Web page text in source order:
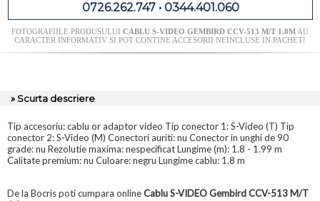
0726.262.747 • 0344.401.060
FOTOGRAFIILE PRODUSULUI CABLU S-VIDEO GEMBIRD CCV-513 M/T 1.8MAU
CARACTER INFORMATIV SI POT CONTINE ACCESORII NEINCLUSE IN PACHET!
» Scurta descriere
Tip accesoriu: cablu or adaptor video Tip conector 1: S-Video (T) Tip
conector 2: S-Video (M) Conectori auriti: nu Conector in unghi de 90
grade: nu Rezolutie maxima: nespecificat Lungime (m): 1.8 - 1.99 m
Calitate premium: nu Culoare: negru Lungime cablu: 1.8 m
De la Bocris poti cumpara onlineCablu S-VIDEO Gembird CCV-513 M/T